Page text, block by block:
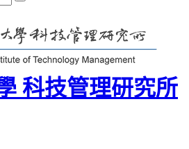
科技管理研究所